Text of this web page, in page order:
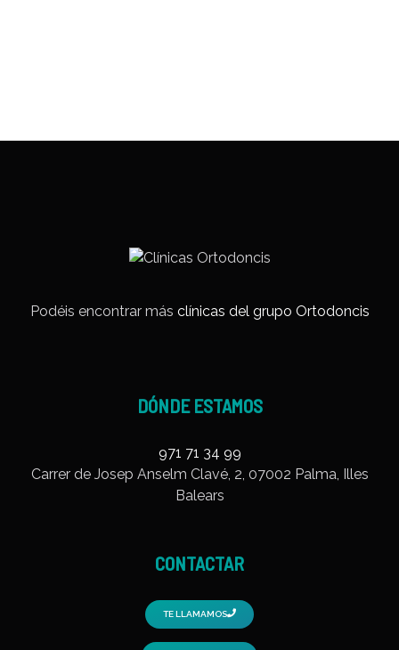
Podéis encontrar más clínicas del grupo Ortodoncis
DÓNDE ESTAMOS
971 71 34 99
Carrer de Josep Anselm Clavé, 2, 07002 Palma, Illes
Balears
CONTACTAR
TE LLAMAMOS